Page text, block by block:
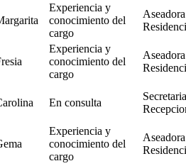
Experiencia y
conocimiento del
cargo
Aseadora
Experiencia y
conocimiento del
cargo
Aseadora
En consulta
Secretaria
Experiencia y
conocimiento del
cargo
Aseadora